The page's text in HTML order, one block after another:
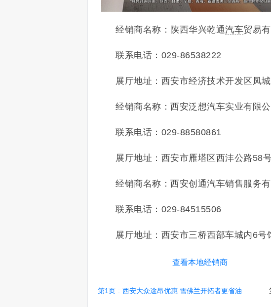
经销商名称：陕西华兴乾通汽车贸易
联系电话：029-86538222
展厅地址：西安市经济技术开发区凤
经销商名称：西安泛想汽车实业有限公
联系电话：029-88580861
展厅地址：西安市雁塔区西沣公路58
经销商名称：西安创通汽车销售服务有
联系电话：029-84515506
展厅地址：西安市三桥西部车城内6号
查看本地经销商
第1页 : 西安大众途昂优惠 雪佛兰开拓者更省油